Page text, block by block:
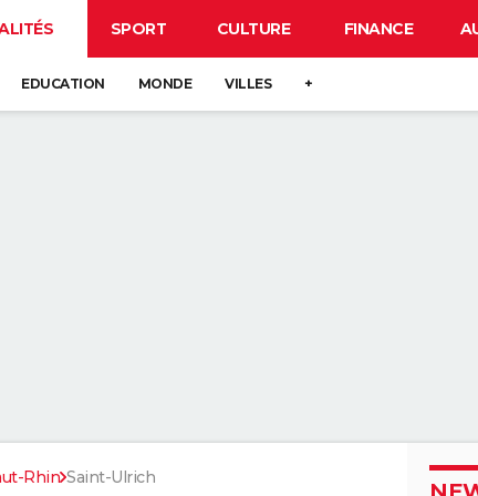
SPORT CULTURE FINANCE
EDUCATION MONDE VILLES +
Rhin Saint-Ulrich